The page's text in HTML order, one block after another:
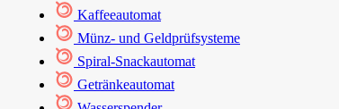
Kaffeeautomat
Münz- und Geldprüfsysteme
Spiral-Snackautomat
Getränkeautomat